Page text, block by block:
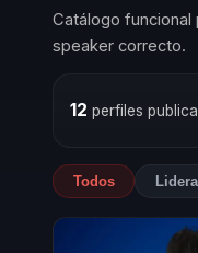
Catálogo funcional
speaker correcto.
12 perfiles
Todos